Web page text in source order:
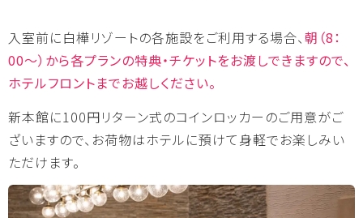
食事・カフェ・BBQ
ショップ
今日の営業情報
入室前に白樺リゾートの各施設をご利用する場合、朝（8：
00～）から各プランの特典・チケットをお渡しできますので、
ホテルフロントまでお越しください。
新本館に100円リターン式のコインロッカーのご用意がご
ざいますので、お荷物はホテルに預けて身軽でお楽しみい
ただけます。